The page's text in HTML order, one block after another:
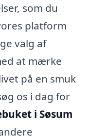
som du
platform
valg af
at mærke
på en smuk
os i dag for
i Søsum